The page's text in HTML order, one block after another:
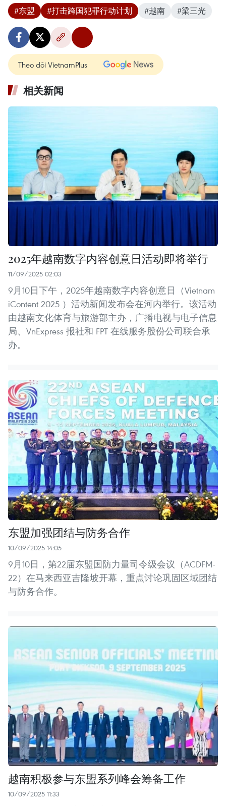
#东盟 #打击跨国犯罪行动计划 #越南 #梁三光
Theo dõi VietnamPlus
相关新闻
2025年越南数字内容创意日活动即将举行
11/09/2025 02:03
9月10日下午，2025年越南数字内容创意日（Vietnam
iContent 2025 ）活动新闻发布会在河内举行。该活动
由越南文化体育与旅游部主办，广播电视与电子信息
局、VnExpress 报社和 FPT 在线服务股份公司联合承
办。
东盟加强团结与防务合作
10/09/2025 14:05
9月10日，第22届东盟国防力量司令级会议（ACDFM-
22）在马来西亚吉隆坡开幕，重点讨论巩固区域团结
与防务合作。
越南积极参与东盟系列峰会筹备工作
10/09/2025 11:33